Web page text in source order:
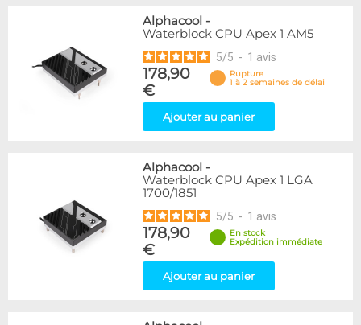
Alphacool -
Waterblock CPU Apex 1 AM5
5/5 - 1 avis
178,90
€
Rupture
1 à 2 semaines de délai
Ajouter au panier
Alphacool -
Waterblock CPU Apex 1 LGA
1700/1851
5/5 - 1 avis
178,90
€
En stock
Expédition immédiate
Ajouter au panier